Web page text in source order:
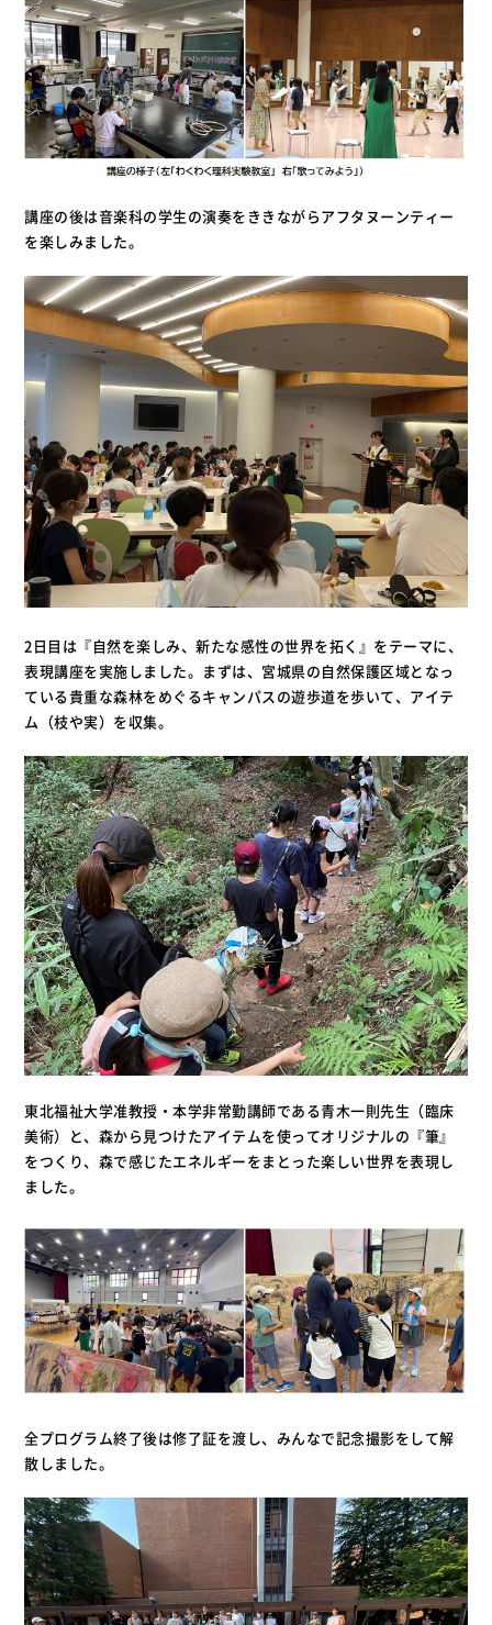
講座の後は音楽科の学生の演奏をききながらアフタヌーンティー
を楽しみました。
2日目は『自然を楽しみ、新たな感性の世界を拓く』をテーマに、
表現講座を実施しました。まずは、宮城県の自然保護区域となっ
ている貴重な森林をめぐるキャンパスの遊歩道を歩いて、アイテ
ム（枝や実）を収集。
東北福祉大学准教授・本学非常勤講師である青木一則先生（臨床
美術）と、森から見つけたアイテムを使ってオリジナルの『筆』
をつくり、森で感じたエネルギーをまとった楽しい世界を表現し
ました。
全プログラム終了後は修了証を渡し、みんなで記念撮影をして解
散しました。